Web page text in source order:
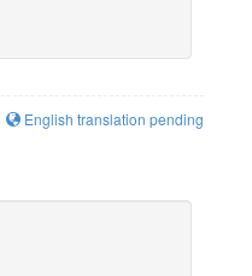
English translation pending